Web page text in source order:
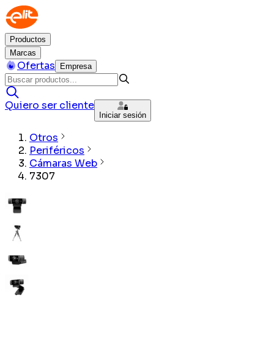
Productos
Marcas
Ofertas Empresa
Quiero ser cliente
Iniciar sesión
Otros
Periféricos
Cámaras Web
7307